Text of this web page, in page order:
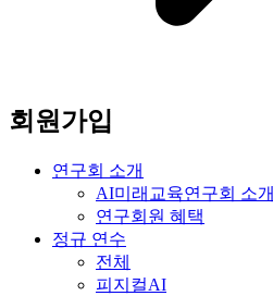
회원가입
연구회 소개
AI미래교육연구회 소개
연구회원 혜택
정규 연수
전체
피지컬AI